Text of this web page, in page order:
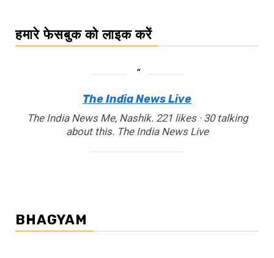
हमारे फेसबुक को लाइक करें
The India News Live
The India News Me, Nashik. 221 likes · 30 talking
about this. The India News Live
BHAGYAM